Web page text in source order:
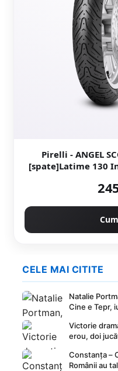
Pirelli - ANGEL
CELE MAI CITITE
Natalie
Cine e Tepr,
Victorie
erou, doi
Constanța –
Românii au